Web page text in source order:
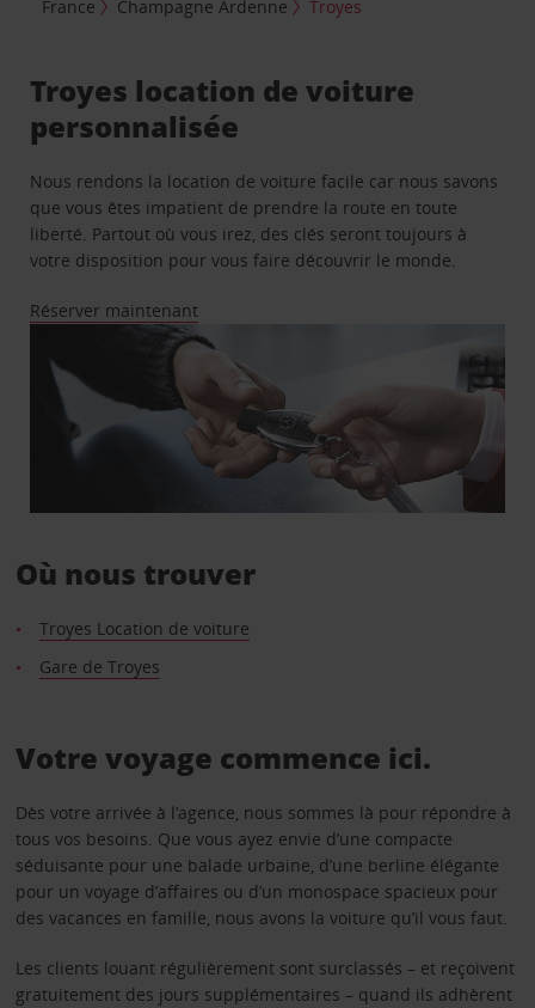
France
Champagne Ardenne Troyes
Troyes location de voiture
personnalisée
Nous rendons la location de voiture facile car nous savons
que vous êtes impatient de prendre la route en toute
liberté. Partout où vous irez, des clés seront toujours à
votre disposition pour vous faire découvrir le monde.
Réserver maintenant
Où nous trouver
Troyes Location de voiture
Gare de Troyes
Votre voyage commence ici.
Dès votre arrivée à l’agence, nous sommes là pour répondre à
tous vos besoins. Que vous ayez envie d’une compacte
séduisante pour une balade urbaine, d’une berline élégante
pour un voyage d’affaires ou d’un monospace spacieux pour
des vacances en famille, nous avons la voiture qu’il vous faut.
Les clients louant régulièrement sont surclassés – et reçoivent
gratuitement des jours supplémentaires – quand ils adhèrent